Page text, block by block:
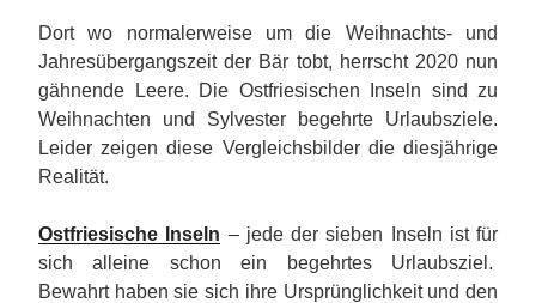
Dort wo normalerweise um die Weihnachts- und
Jahresübergangszeit der Bär tobt, herrscht 2020 nun
gähnende Leere. Die Ostfriesischen Inseln sind zu
Weihnachten und Sylvester begehrte Urlaubsziele.
Leider zeigen diese Vergleichsbilder die diesjährige
Realität.
Ostfriesische Inseln – jede der sieben Inseln ist für
sich alleine schon ein begehrtes Urlaubsziel.
Bewahrt haben sie sich ihre Ursprünglichkeit und den